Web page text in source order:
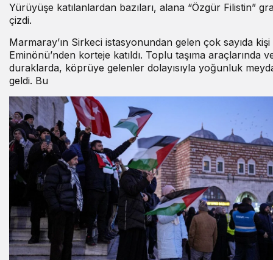
Yürüyüşe katılanlardan bazıları, alana “Özgür Filistin”
çizdi.
Marmaray’ın Sirkeci istasyonundan gelen çok sayıda kişi
Eminönü’nden korteje katıldı. Toplu taşıma araçlarında
duraklarda, köprüye gelenler dolayısıyla yoğunluk
geldi. Bu